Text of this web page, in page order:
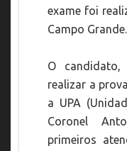
exame foi
Campo Grande.
O
realizar a
a UPA
Coronel
primeiros